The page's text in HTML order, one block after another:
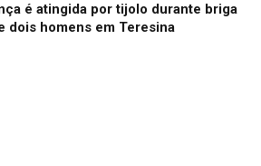
é atingida por tijolo durante briga
dois homens em Teresina